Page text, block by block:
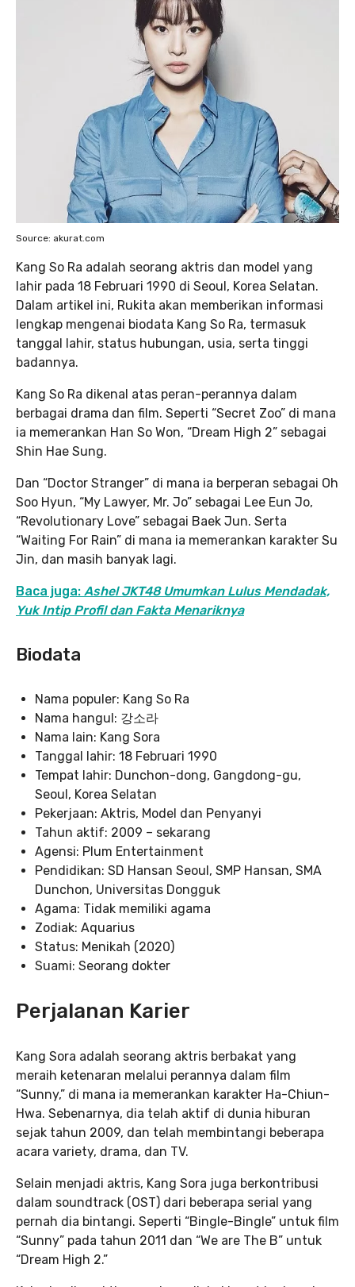
Source: akurat.com
Kang So Ra adalah seorang aktris dan model yang
lahir pada 18 Februari 1990 di Seoul, Korea Selatan.
Dalam artikel ini, Rukita akan memberikan informasi
lengkap mengenai biodata Kang So Ra, termasuk
tanggal lahir, status hubungan, usia, serta tinggi
badannya.
Kang So Ra dikenal atas peran-perannya dalam
berbagai drama dan film. Seperti “Secret Zoo” di mana
ia memerankan Han So Won, “Dream High 2” sebagai
Shin Hae Sung.
Dan “Doctor Stranger” di mana ia berperan sebagai Oh
Soo Hyun, “My Lawyer, Mr. Jo” sebagai Lee Eun Jo,
“Revolutionary Love” sebagai Baek Jun. Serta
“Waiting For Rain” di mana ia memerankan karakter Su
Jin, dan masih banyak lagi.
Baca juga: Ashel JKT48 Umumkan Lulus Mendadak,
Yuk Intip Profil dan Fakta Menariknya
Biodata
Nama populer: Kang So Ra
Nama hangul: 강소라
Nama lain: Kang Sora
Tanggal lahir: 18 Februari 1990
Tempat lahir: Dunchon-dong, Gangdong-gu,
Seoul, Korea Selatan
Pekerjaan: Aktris, Model dan Penyanyi
Tahun aktif: 2009 – sekarang
Agensi: Plum Entertainment
Pendidikan: SD Hansan Seoul, SMP Hansan, SMA
Dunchon, Universitas Dongguk
Agama: Tidak memiliki agama
Zodiak: Aquarius
Status: Menikah (2020)
Suami: Seorang dokter
Perjalanan Karier
Kang Sora adalah seorang aktris berbakat yang
meraih ketenaran melalui perannya dalam film
“Sunny,” di mana ia memerankan karakter Ha-Chiun-
Hwa. Sebenarnya, dia telah aktif di dunia hiburan
sejak tahun 2009, dan telah membintangi beberapa
acara variety, drama, dan TV.
Selain menjadi aktris, Kang Sora juga berkontribusi
dalam soundtrack (OST) dari beberapa serial yang
pernah dia bintangi. Seperti “Bingle-Bingle” untuk film
“Sunny” pada tahun 2011 dan “We are The B” untuk
“Dream High 2.”